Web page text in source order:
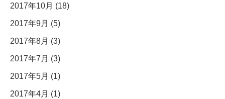
2017年10月 (18)
2017年9月 (5)
2017年8月 (3)
2017年7月 (3)
2017年5月 (1)
2017年4月 (1)